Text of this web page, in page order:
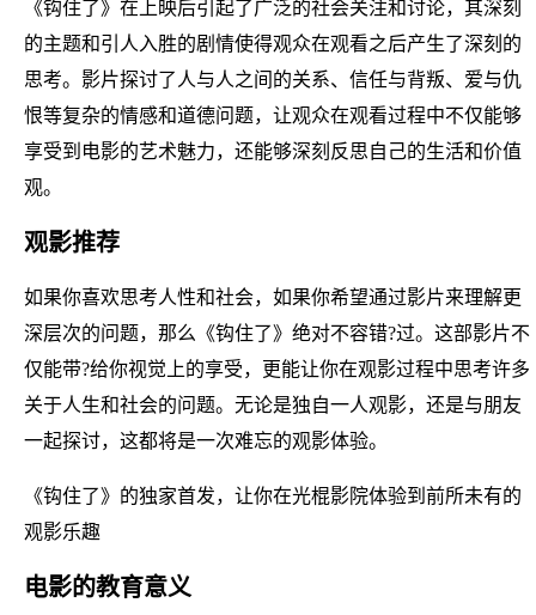
《钩住了》在上映后引起了广泛的社会关注和讨论，其深刻
的主题和引人入胜的剧情使得观众在观看之后产生了深刻的
思考。影片探讨了人与人之间的关系、信任与背叛、爱与仇
恨等复杂的情感和道德问题，让观众在观看过程中不仅能够
享受到电影的艺术魅力，还能够深刻反思自己的生活和价值
观。
观影推荐
如果你喜欢思考人性和社会，如果你希望通过影片来理解更
深层次的问题，那么《钩住了》绝对不容错?过。这部影片不
仅能带?给你视觉上的享受，更能让你在观影过程中思考许多
关于人生和社会的问题。无论是独自一人观影，还是与朋友
一起探讨，这都将是一次难忘的观影体验。
《钩住了》的独家首发，让你在光棍影院体验到前所未有的
观影乐趣
电影的教育意义